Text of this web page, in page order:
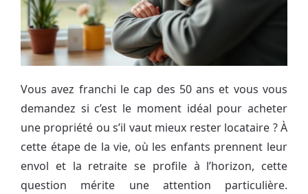
Vous avez franchi le cap des 50 ans et vous vous
demandez si c’est le moment idéal pour acheter
une propriété ou s’il vaut mieux rester locataire ? À
cette étape de la vie, où les enfants prennent leur
envol et la retraite se profile à l’horizon, cette
question mérite une attention particulière.